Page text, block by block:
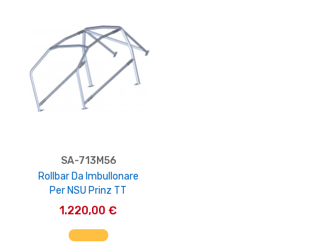
SA-713M56
Rollbar Da Imbullonare
Per NSU Prinz TT
1.220,00 €
AGGIUNGI AL CARRELLO